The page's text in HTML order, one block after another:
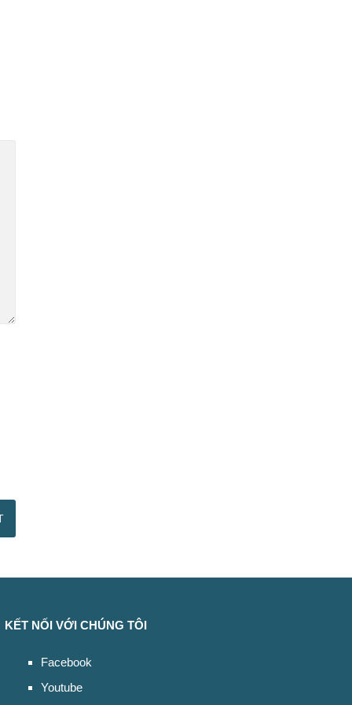
KẾT NỐI VỚI CHÚNG TÔI
Facebook
Youtube